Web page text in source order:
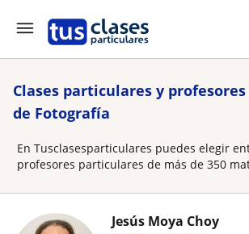
Clases particulares y
de Fotografía
En Tusclasesparticulares puedes elegir
profesores particulares de más de 350
Jesús Moya Choy